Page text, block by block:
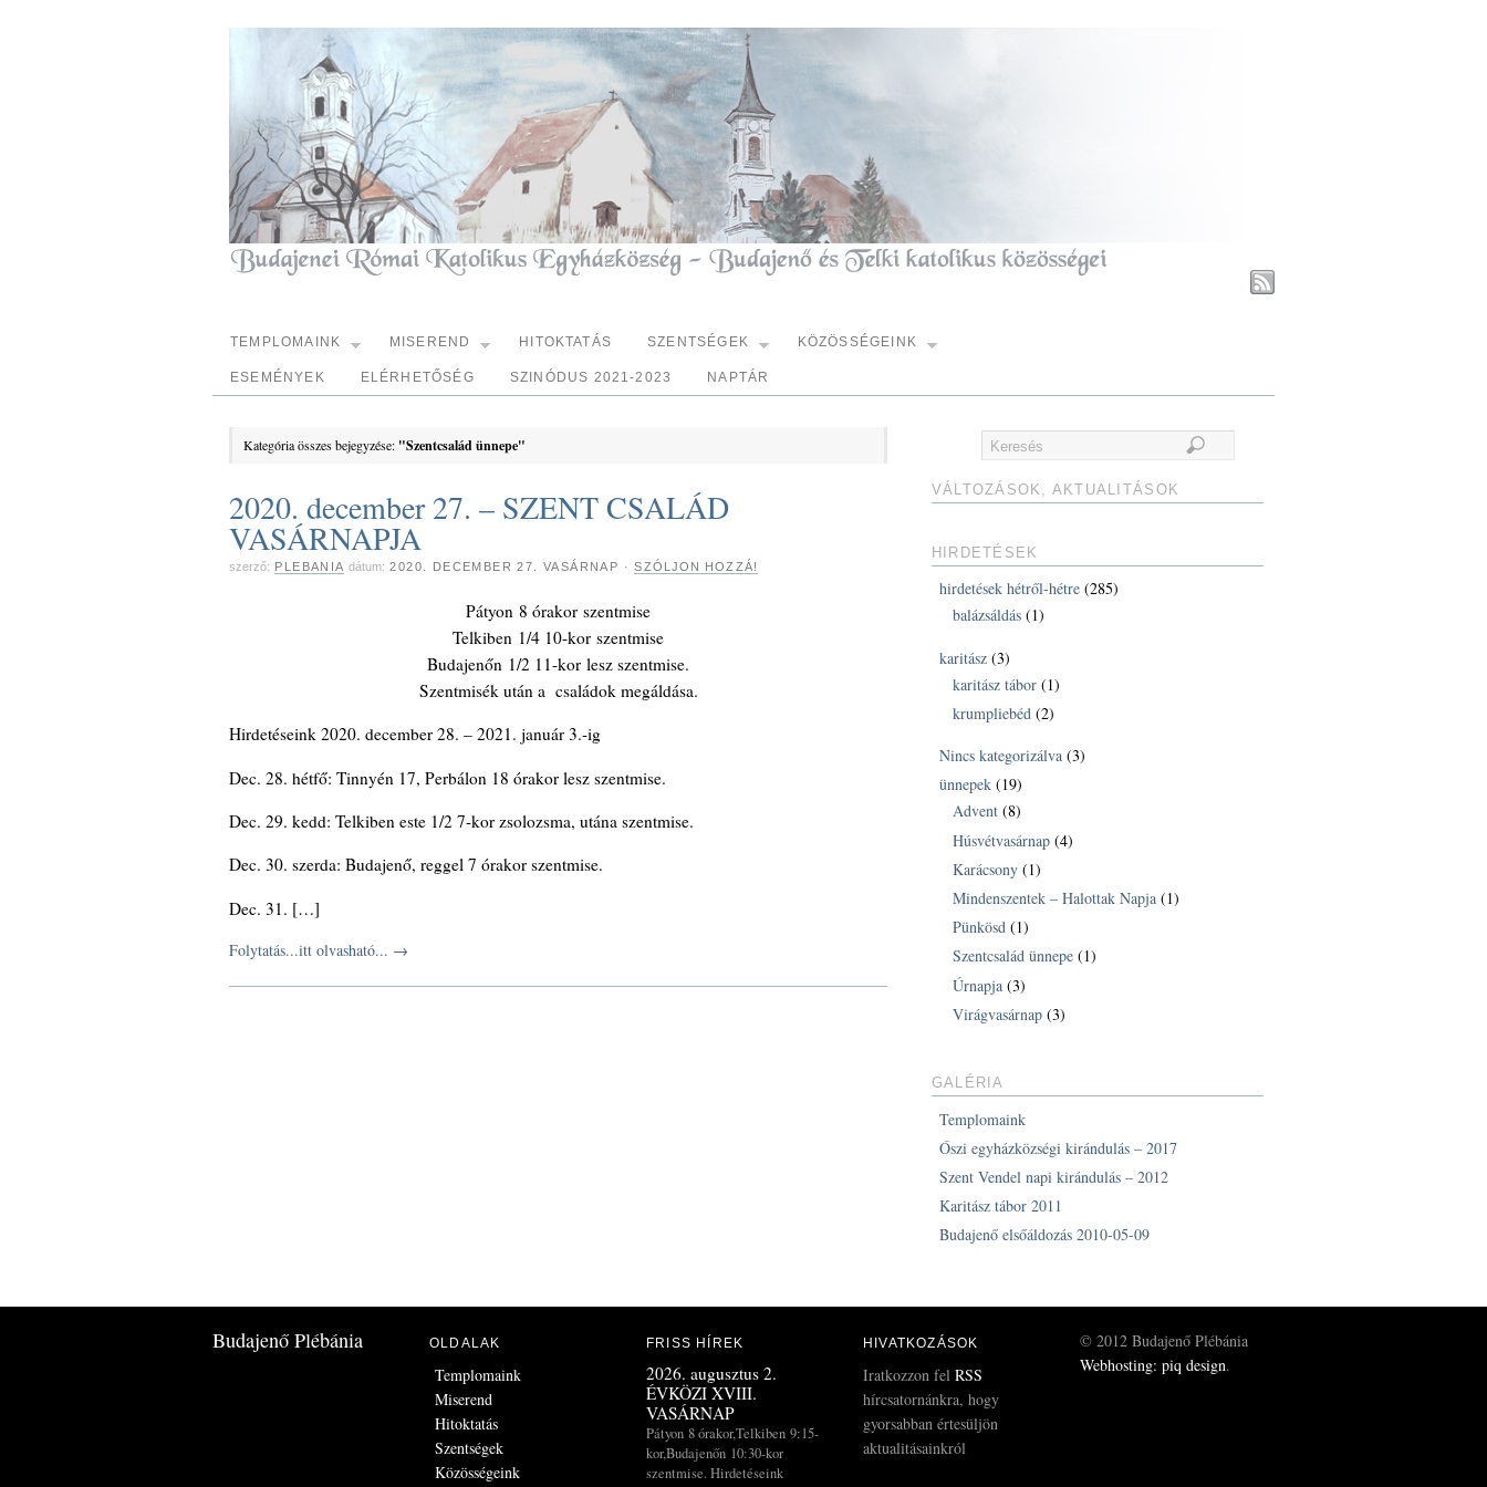
TEMPLOMAINK MISEREND HITOKTATÁS SZENTSÉGEK KÖZÖSSÉGEINK
ESEMÉNYEK ELÉRHETŐSÉG SZINÓDUS 2021-2023 NAPTÁR
Kategória összes bejegyzése: "Szentcsalád ünnepe"
2020. december 27. – SZENT CSALÁD
VASÁRNAPJA
szerző: PLEBANIA dátum: 2020. DECEMBER 27. VASÁRNAP ·SZÓLJON HOZZÁ!
Pátyon 8 órakor szentmise
Telkiben 1/4 10-kor szentmise
Budajenőn 1/2 11-kor lesz szentmise.
Szentmisék után a családok megáldása.
Hirdetéseink 2020. december 28. – 2021. január 3.-ig
Dec. 28. hétfő: Tinnyén 17, Perbálon 18 órakor lesz szentmise.
Dec. 29. kedd: Telkiben este 1/2 7-kor zsolozsma, utána szentmise.
Dec. 30. szerda: Budajenő, reggel 7 órakor szentmise.
Dec. 31. […]
Folytatás...itt olvasható... →
VÁLTOZÁSOK, AKTUALITÁSOK
HIRDETÉSEK
hirdetések hétről-hétre (285)
balázsáldás (1)
karitász (3)
karitász tábor (1)
krumpliebéd (2)
Nincs kategorizálva (3)
ünnepek (19)
Advent (8)
Húsvétvasárnap (4)
Karácsony (1)
Mindenszentek – Halottak Napja (1)
Pünkösd (1)
Szentcsalád ünnepe (1)
Úrnapja (3)
Virágvasárnap (3)
GALÉRIA
Templomaink
Őszi egyházközségi kirándulás – 2017
Szent Vendel napi kirándulás – 2012
Karitász tábor 2011
Budajenő elsőáldozás 2010-05-09
Budajenő Plébánia OLDALAK
Templomaink
Miserend
Hitoktatás
Szentségek
Közösségeink
FRISS HÍREK
2026. augusztus 2.
ÉVKÖZI XVIII.
VASÁRNAP
Pátyon 8 órakor,Telkiben 9:15-
kor,Budajenőn 10:30-kor
szentmise. Hirdetéseink
HIVATKOZÁSOK
Iratkozzon fel RSS
hírcsatornánkra, hogy
gyorsabban értesüljön
aktualitásainkról
© 2012 Budajenő Plébánia
Webhosting: piq design.